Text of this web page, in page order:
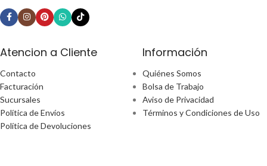
Atencion a Cliente
Contacto
Facturación
Sucursales
Política de Envíos
Política de Devoluciones
Información
Quiénes Somos
Bolsa de Trabajo
Aviso de Privacidad
Términos y Condiciones de Uso